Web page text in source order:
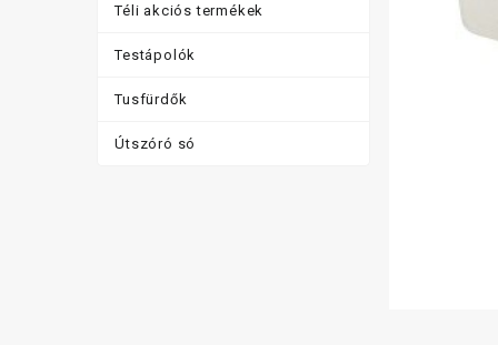
Téli akciós termékek
Testápolók
Tusfürdők
Útszóró só